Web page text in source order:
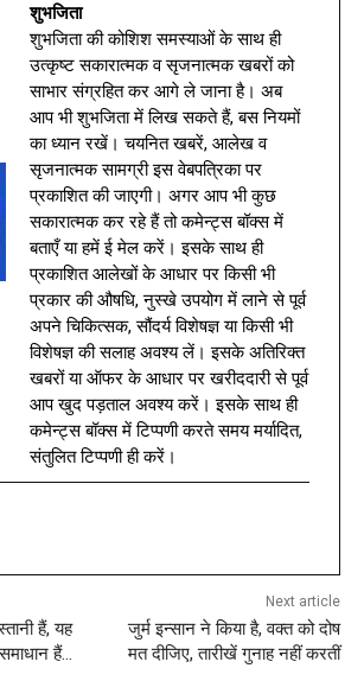
शुभजिता
शुभजिता की कोशिश समस्याओं के साथ ही
उत्कृष्ट सकारात्मक व सृजनात्मक खबरों को
साभार संग्रहित कर आगे ले जाना है। अब
आप भी शुभजिता में लिख सकते हैं, बस नियमों
का ध्यान रखें। चयनित खबरें, आलेख व
सृजनात्मक सामग्री इस वेबपत्रिका पर
प्रकाशित की जाएगी। अगर आप भी कुछ
सकारात्मक कर रहे हैं तो कमेन्ट्स बॉक्स में
बताएँ या हमें ई मेल करें। इसके साथ ही
प्रकाशित आलेखों के आधार पर किसी भी
प्रकार की औषधि, नुस्खे उपयोग में लाने से पूर्व
अपने चिकित्सक, सौंदर्य विशेषज्ञ या किसी भी
विशेषज्ञ की सलाह अवश्य लें। इसके अतिरिक्त
खबरों या ऑफर के आधार पर खरीददारी से पूर्व
आप खुद पड़ताल अवश्य करें। इसके साथ ही
कमेन्ट्स बॉक्स में टिप्पणी करते समय मर्यादित,
संतुलित टिप्पणी ही करें।
हैं, यह
हैं…
Next article
जुर्म इन्सान ने किया है, वक्त को दोष
मत दीजिए, तारीखें गुनाह नहीं करतीं